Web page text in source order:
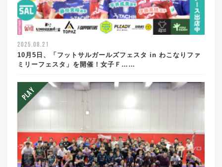
2025.08.21
10月5日、「フットサルガールズフェスタ in わこなりファ
ミリーフェスタ」を開催！女子Ｆ……